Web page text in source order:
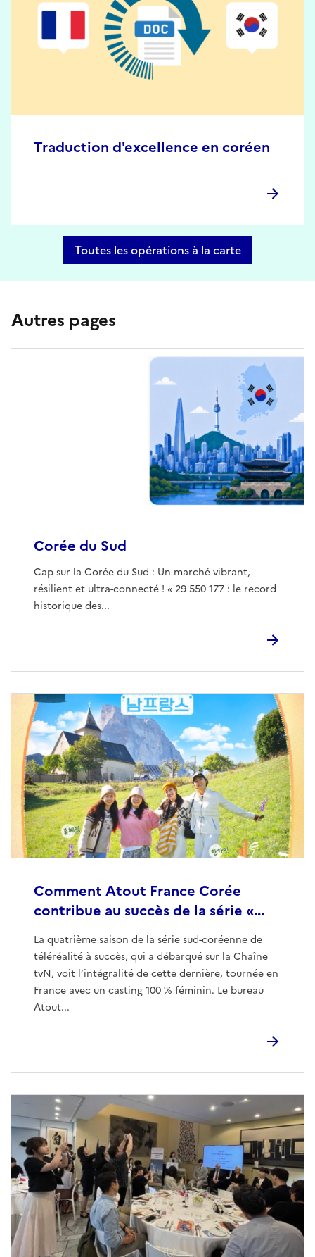
Traduction d'excellence en coréen
Toutes les opérations à la carte
Autres pages
Corée du Sud
Cap sur la Corée du Sud : Un marché vibrant,
résilient et ultra-connecté ! « 29 550 177 : le record
historique des...
Comment Atout France Corée
contribue au succès de la série «...
La quatrième saison de la série sud-coréenne de
téléréalité à succès, qui a débarqué sur la Chaîne
tvN, voit l’intégralité de cette dernière, tournée en
France avec un casting 100 % féminin. Le bureau
Atout...